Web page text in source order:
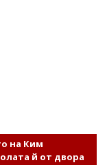
на Ким
й от двора